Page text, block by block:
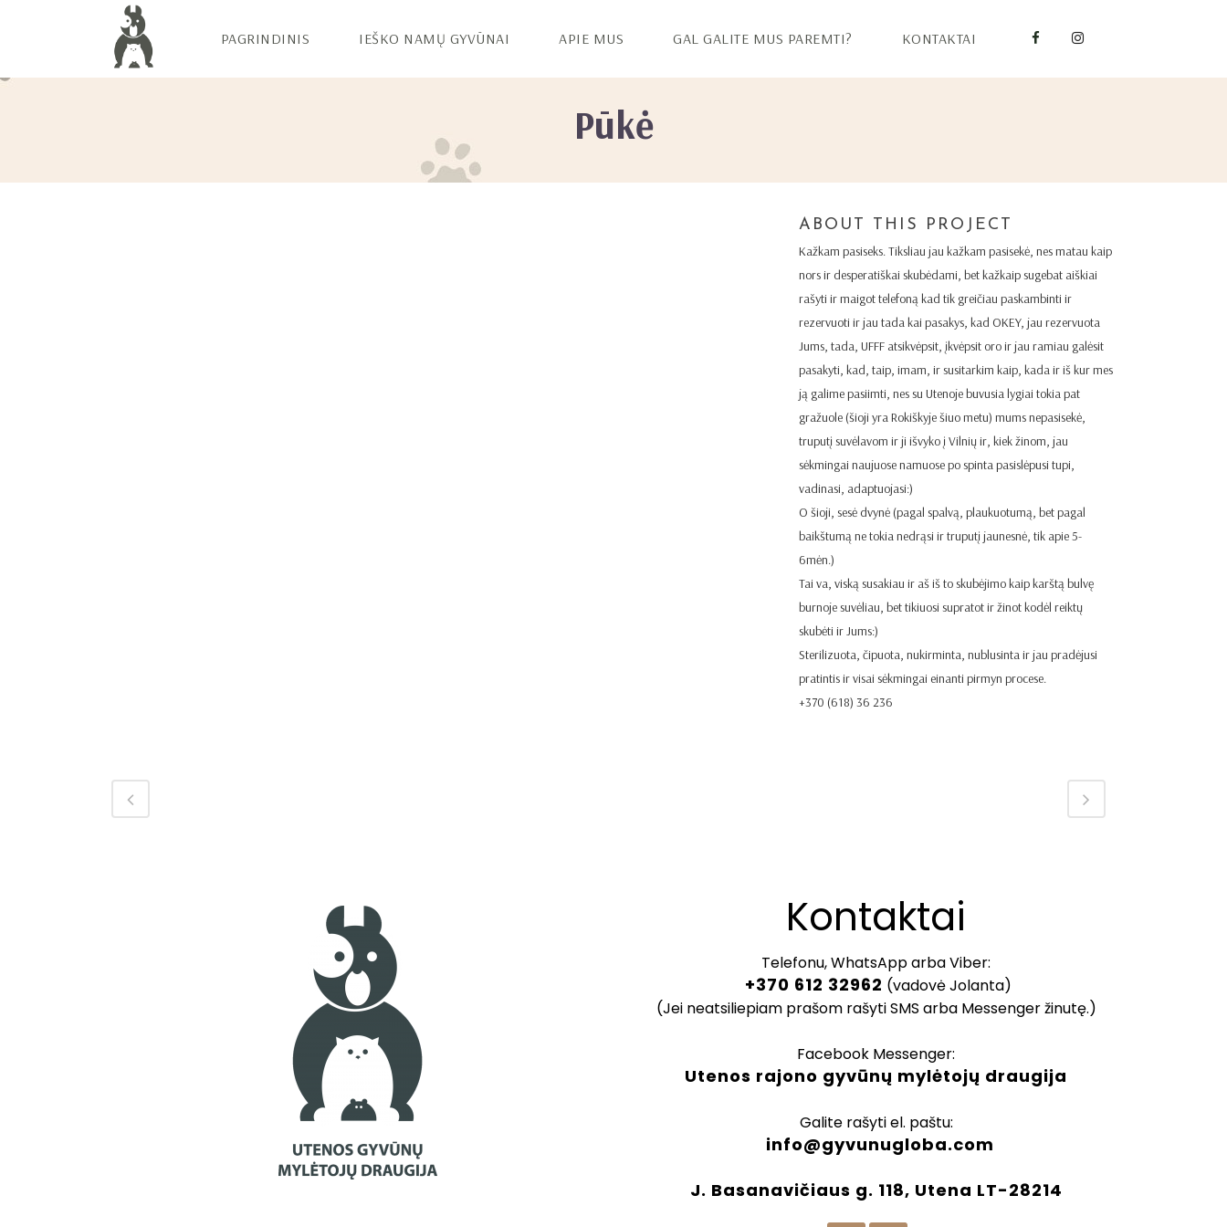
PAGRINDINIS IEŠKO NAMŲ GYVŪNAI APIE MUS GAL GALITE MUS PAREMTI? KONTAKTAI
Pūkė
ABOUT THIS PROJECT
Kažkam pasiseks. Tiksliau jau kažkam pasisekė, nes matau kaip
nors ir desperatiškai skubėdami, bet kažkaip sugebat aiškiai
rašyti ir maigot telefoną kad tik greičiau paskambinti ir
rezervuoti ir jau tada kai pasakys, kad OKEY, jau rezervuota
Jums, tada, UFFF atsikvėpsit, įkvėpsit oro ir jau ramiau galėsit
pasakyti, kad, taip, imam, ir susitarkim kaip, kada ir iš kur mes
ją galime pasiimti, nes su Utenoje buvusia lygiai tokia pat
gražuole (šioji yra Rokiškyje šiuo metu) mums nepasisekė,
truputį suvėlavom ir ji išvyko į Vilnių ir, kiek žinom, jau
sėkmingai naujuose namuose po spinta pasislėpusi tupi,
vadinasi, adaptuojasi:)
O šioji, sesė dvynė (pagal spalvą, plaukuotumą, bet pagal
baikštumą ne tokia nedrąsi ir truputį jaunesnė, tik apie 5-
6mėn.)
Tai va, viską susakiau ir aš iš to skubėjimo kaip karštą bulvę
burnoje suvėliau, bet tikiuosi supratot ir žinot kodėl reiktų
skubėti ir Jums:)
Sterilizuota, čipuota, nukirminta, nublusinta ir jau pradėjusi
pratintis ir visai sėkmingai einanti pirmyn procese.
+370 (618) 36 236
Kontaktai
Telefonu, WhatsApp arba Viber:
+370 612 32962 (vadovė Jolanta)
(Jei neatsiliepiam prašom rašyti SMS arba Messenger žinutę.)
Facebook Messenger:
Utenos rajono gyvūnų mylėtojų draugija
Galite rašyti el. paštu:
info@gyvunugloba.com
J. Basanavičiaus g. 118, Utena LT-28214